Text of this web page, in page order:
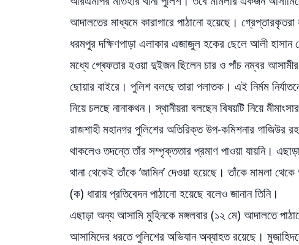
আদালতের মাধ্যমে কারাগারে পাঠানো হয়েছে।
ধরমপুর দক্ষিণপাড়া এলাকার এজাজুল হকের ছেলে আলী
মধ্যে গ্ৰেফতার হওয়া দুইজন ছিলেন চার ও পাঁচ নম্বর
ছোয়ার বাইরে। পুলিশ বলছে তারা পলাতক। এই নির্মম
নিয়ে চলছে নানাকথন। স্থানীয়রা বলছেন বিষয়টি নিয়ে
রাজশাহী মহানগর পুলিশের অতিরিক্ত উপ-কমিশনার গাজিউর
থাকলেও তদন্তে তাঁর সম্পৃক্ততার প্রমাণ পাওয়া যায়নি।
থানা থেকেই তাঁকে ‘জামিন’ দেওয়া হয়েছে। তাঁকে মামলা
(ক) ধারায় প্রতিবেদন পাঠানো হয়েছে বলেও জানান তিনি।
এছাড়া অন্য আসামি মুহিনকে মঙ্গলবার (১২ মে) আদালতে
আসামিদের ধরতে পুলিশের অভিযান অব্যাহত রয়েছে।